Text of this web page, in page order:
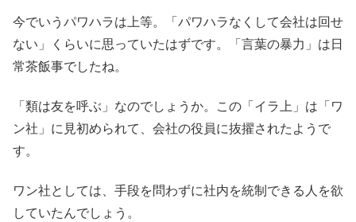
今でいうパワハラは上等。「パワハラなくして会社は回せ
ない」くらいに思っていたはずです。「言葉の暴力」は日
常茶飯事でしたね。
「類は友を呼ぶ」なのでしょうか。この「イラ上」は「ワ
ン社」に見初められて、会社の役員に抜擢されたようで
す。
ワン社としては、手段を問わずに社内を統制できる人を欲
していたんでしょう。